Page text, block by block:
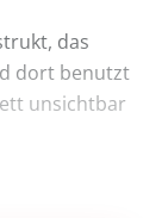
das
dort benutzt
unsichtbar